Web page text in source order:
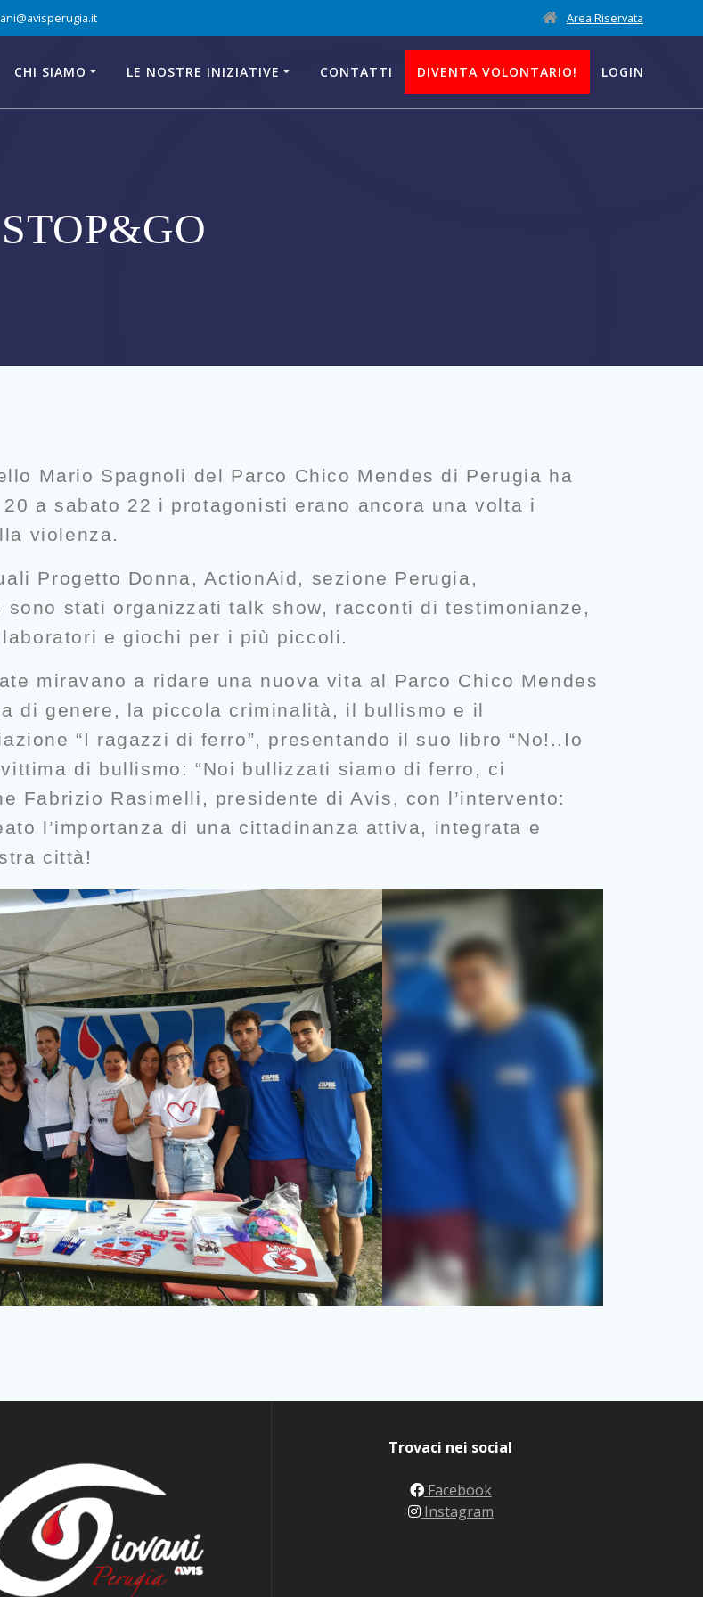
Area Riservata
CHI SIAMO LE NOSTRE INIZIATIVE CONTATTI DIVENTA VOLONTARIO! LOGIN
STOP&GO
Mario Spagnoli del Parco Chico Mendes di Perugia ha
20 a sabato 22 i protagonisti erano ancora una volta i
violenza.
Progetto Donna, ActionAid, sezione Perugia,
sono stati organizzati talk show, racconti di testimonianze,
e giochi per i più piccoli.
miravano a ridare una nuova vita al Parco Chico Mendes
di genere, la piccola criminalità, il bullismo e il
“I ragazzi di ferro”, presentando il suo libro “No!..Io
di bullismo: “Noi bullizzati siamo di ferro, ci
Fabrizio Rasimelli, presidente di Avis, con l’intervento:
l’importanza di una cittadinanza attiva, integrata e
città!
Trovaci nei social
Facebook
Instagram